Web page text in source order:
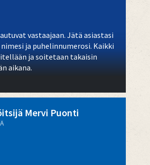
vastaajaan. Jätä asiastasi
ja puhelinnumerosi. Kaikki
ja soitetaan takaisin
aikana.
Mervi Puonti